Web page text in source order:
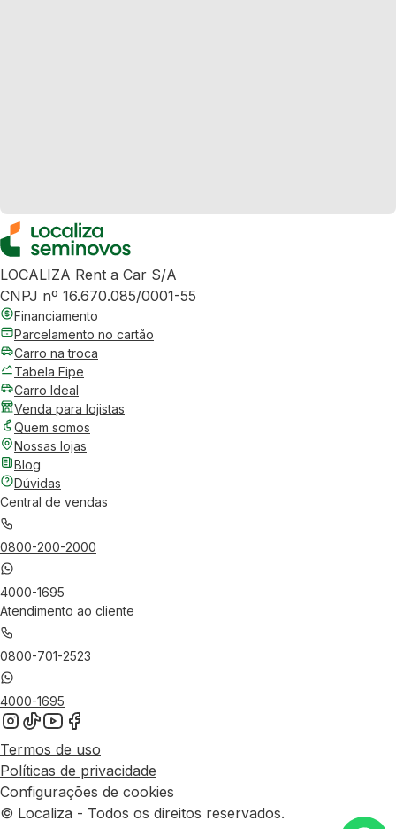
LOCALIZA Rent a Car S/A
CNPJ nº 16.670.085/0001-55
Financiamento
Parcelamento no cartão
Carro na troca
Tabela Fipe
Carro Ideal
Venda para lojistas
Quem somos
Nossas lojas
Blog
Dúvidas
Central de vendas
0800-200-2000
4000-1695
Atendimento ao cliente
0800-701-2523
4000-1695
Termos de uso
Políticas de privacidade
Configurações de cookies
© Localiza - Todos os direitos reservados.